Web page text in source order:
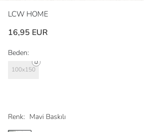
LCW HOME
16,95 EUR
Renk: Mavi Baskılı
Beden:
100x150